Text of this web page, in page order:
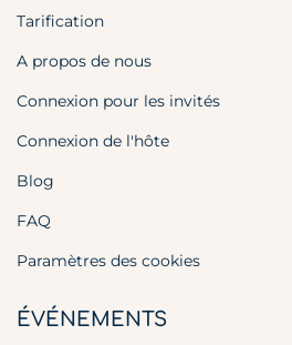
Tarification
A propos de nous
Connexion pour les invités
Connexion de l'hôte
Blog
FAQ
Paramètres des cookies
ÉVÉNEMENTS